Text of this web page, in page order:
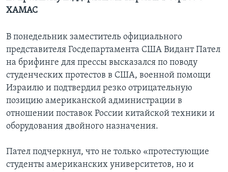
ХАМАС
В понедельник заместитель официального
представителя Госдепартамента США Видант Пател
на брифинге для прессы высказался по поводу
студенческих протестов в США, военной помощи
Израилю и подтвердил резко отрицательную
позицию американской администрации в
отношении поставок России китайской техники и
оборудования двойного назначения.
Пател подчеркнул, что не только «протестующие
студенты американских университетов, но и